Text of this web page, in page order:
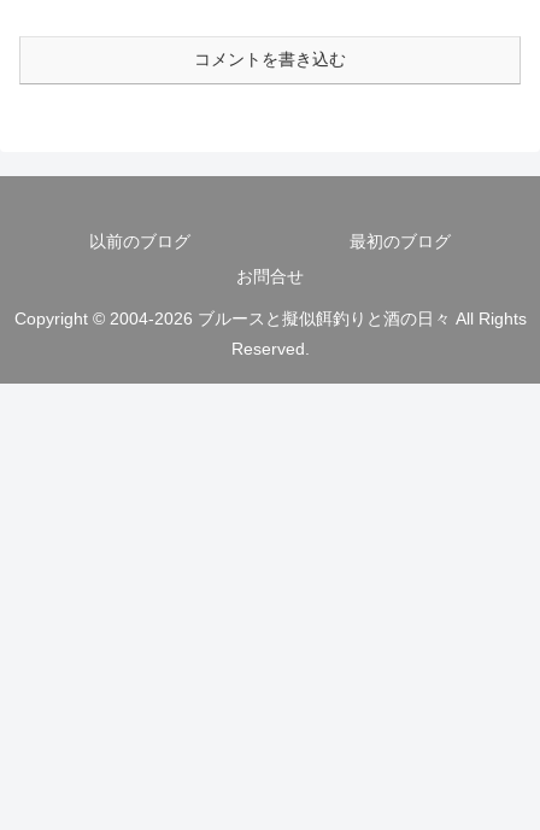
コメントを書き込む
以前のブログ
最初のブログ
お問合せ
Copyright © 2004-2026 ブルースと擬似餌釣りと酒の日々 All Rights
Reserved.